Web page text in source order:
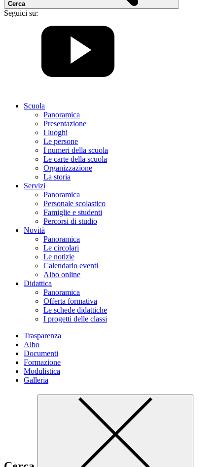
Cerca
Seguici su:
Scuola
Panoramica
Presentazione
I luoghi
Le persone
I numeri della scuola
Le carte della scuola
Organizzazione
La storia
Servizi
Panoramica
Personale scolastico
Famiglie e studenti
Percorsi di studio
Novità
Panoramica
Le circolari
Le notizie
Calendario eventi
Albo online
Didattica
Panoramica
Offerta formativa
Le schede didattiche
I progetti delle classi
Trasparenza
Albo
Documenti
Formazione
Modulistica
Galleria